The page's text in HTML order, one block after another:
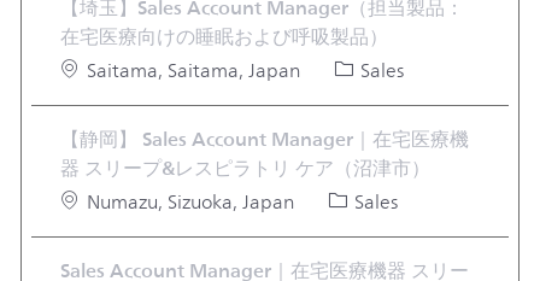
【埼玉】Sales Account Manager（担当製品：
在宅医療向けの睡眠および呼吸製品）
Location
Saitama, Saitama, Japan Category
Sales
【静岡】 Sales Account Manager｜在宅医療機
器 スリープ&レスピラトリ ケア（沼津市）
Location
Numazu, Sizuoka, Japan Category
Sales
Sales Account Manager｜在宅医療機器 スリー